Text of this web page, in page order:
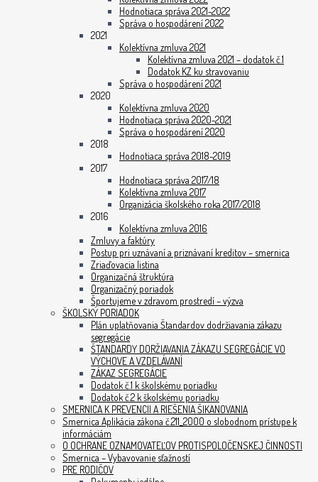
Hodnotiaca správa 2021-2022
Správa o hospodárení 2022
2021
Kolektívna zmluva 2021
Kolektívna zmluva 2021 – dodatok č.1
Dodatok KZ ku stravovaniu
Správa o hospodárení 2021
2020
Kolektívna zmluva 2020
Hodnotiaca správa 2020-2021
Správa o hospodárení 2020
2018
Hodnotiaca správa 2018-2019
2017
Hodnotiaca správa 2017/18
Kolektívna zmluva 2017
Organizácia školského roka 2017/2018
2016
Kolektívna zmluva 2016
Zmluvy a faktúry
Postup pri uznávaní a priznávaní kreditov – smernica
Zriaďovacia listina
Organizačná štruktúra
Organizačný poriadok
Športujeme v zdravom prostredí – výzva
ŠKOLSKÝ PORIADOK
Plán uplatňovania Štandardov dodržiavania zákazu
segregácie
ŠTANDARDY DORŽIAVANIA ZÁKAZU SEGREGÁCIE VO
VÝCHOVE A VZDELÁVANÍ
ZÁKAZ SEGREGÁCIE
Dodatok č.1 k školskému poriadku
Dodatok č.2 k školskému poriadku
SMERNICA K PREVENCII A RIEŠENIA ŠIKANOVANIA
Smernica Aplikácia zákona č.211_2000 o slobodnom prístupe k
informáciám
O OCHRANE OZNAMOVATEĽOV PROTISPOLOČENSKEJ ČINNOSTI
Smernica – Vybavovanie sťažností
PRE RODIČOV